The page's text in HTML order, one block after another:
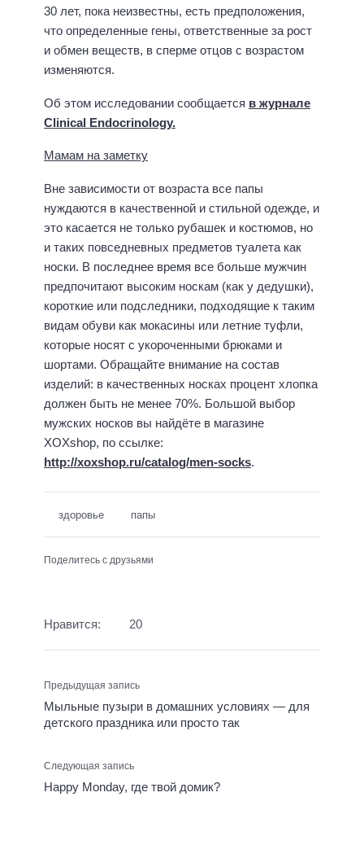
30 лет, пока неизвестны, есть предположения,
что определенные гены, ответственные за рост
и обмен веществ, в сперме отцов с возрастом
изменяются.
Об этом исследовании сообщается в журнале
Clinical Endocrinology.
Мамам на заметку
Вне зависимости от возраста все папы
нуждаются в качественной и стильной одежде, и
это касается не только рубашек и костюмов, но
и таких повседневных предметов туалета как
носки. В последнее время все больше мужчин
предпочитают высоким носкам (как у дедушки),
короткие или подследники, подходящие к таким
видам обуви как мокасины или летние туфли,
которые носят с укороченными брюками и
шортами. Обращайте внимание на состав
изделий: в качественных носках процент хлопка
должен быть не менее 70%. Большой выбор
мужских носков вы найдёте в магазине
XOXshop, по ссылке:
http://xoxshop.ru/catalog/men-socks.
здоровье папы
Поделитесь с друзьями
Нравится: 20
Предыдущая запись
Мыльные пузыри в домашних условиях — для
детского праздника или просто так
Следующая запись
Happy Monday, где твой домик?